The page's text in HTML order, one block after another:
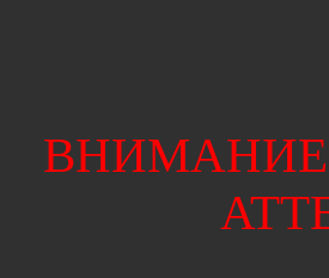
ВНИМАНИЕ!